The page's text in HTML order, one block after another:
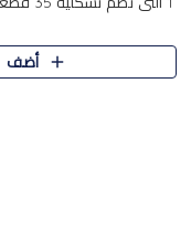
حلويات المولد المصري
بشكل جميل في علبة
أضف